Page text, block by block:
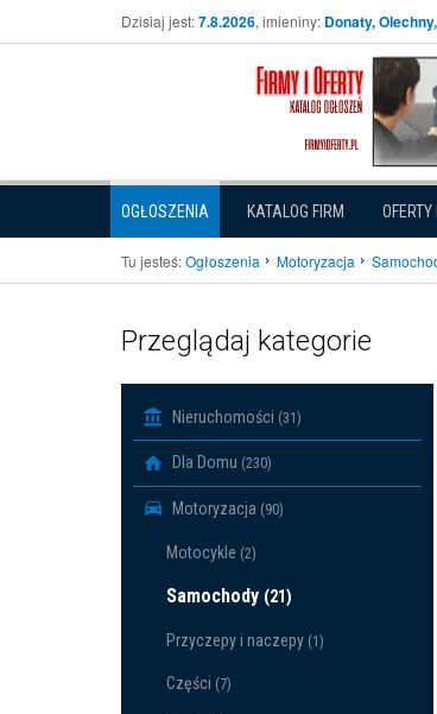
Dzisiaj jest:7.8.2026, imieniny: Donaty,
OGŁOSZENIA KATALOG FIRM OFERTY
Tu jesteś:Ogłoszenia Motoryzacja
Przeglądaj kategorie
Nieruchomości (31)
Dla Domu (230)
Motoryzacja (90)
Motocykle (2)
Samochody (21)
Przyczepy i naczepy (1)
Części (7)